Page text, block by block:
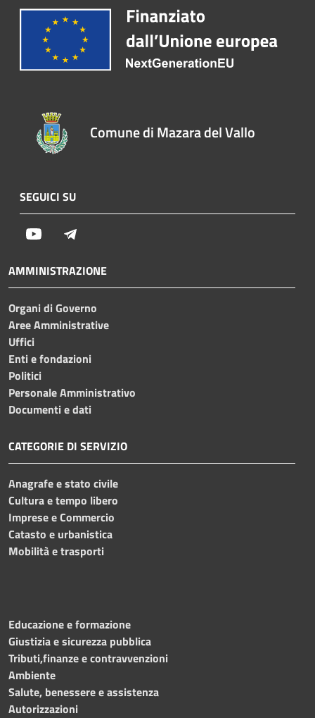
Comune di Mazara del Vallo
SEGUICI SU
Youtube
AMMINISTRAZIONE
Organi di Governo
Aree Amministrative
Uffici
Enti e fondazioni
Politici
Personale Amministrativo
Documenti e dati
CATEGORIE DI SERVIZIO
Anagrafe e stato civile
Cultura e tempo libero
Imprese e Commercio
Catasto e urbanistica
Mobilità e trasporti
Educazione e formazione
Giustizia e sicurezza pubblica
Tributi,finanze e contravvenzioni
Ambiente
Salute, benessere e assistenza
Autorizzazioni